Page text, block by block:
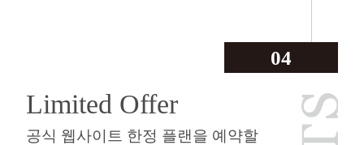
04
Limited Offer
공식 웹사이트 한정 플랜을 예약할